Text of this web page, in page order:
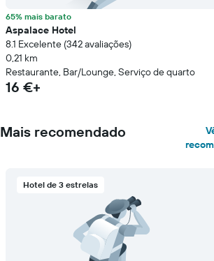
65% mais barato
Aspalace Hotel
8.1 Excelente (342 avaliações)
0,21 km
Restaurante, Bar/Lounge, Serviço de quarto
16 €+
Mais recomendado
Hotel de 3 estrelas